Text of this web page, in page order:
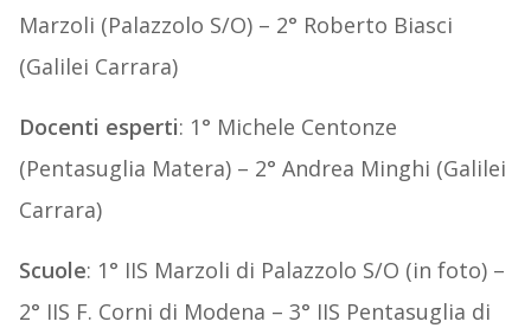
Marzoli (Palazzolo S/O) – 2° Roberto Biasci
(Galilei Carrara)
Docenti esperti: 1° Michele Centonze
(Pentasuglia Matera) – 2° Andrea Minghi (Galilei
Carrara)
Scuole: 1° IIS Marzoli di Palazzolo S/O (in foto) –
2° IIS F. Corni di Modena – 3° IIS Pentasuglia di